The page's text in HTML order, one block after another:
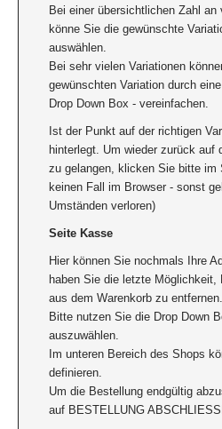
Bei einer übersichtlichen Zahl an
könne Sie die gewünschte
auswählen.
Bei sehr vielen Variationen
gewünschten Variation durch
Drop Down Box - vereinfachen.
Ist der Punkt auf der richtigen
hinterlegt. Um wieder zurück auf
zu gelangen, klicken Sie bitte im
keinen Fall im Browser - sonst
Umständen verloren)
Seite Kasse
Hier können Sie nochmals Ihre
haben Sie die letzte
aus dem Warenkorb zu entfernen.
Bitte nutzen Sie die Drop Down
auszuwählen.
Im unteren Bereich des Shops
definieren.
Um die Bestellung endgültig
auf BESTELLUNG